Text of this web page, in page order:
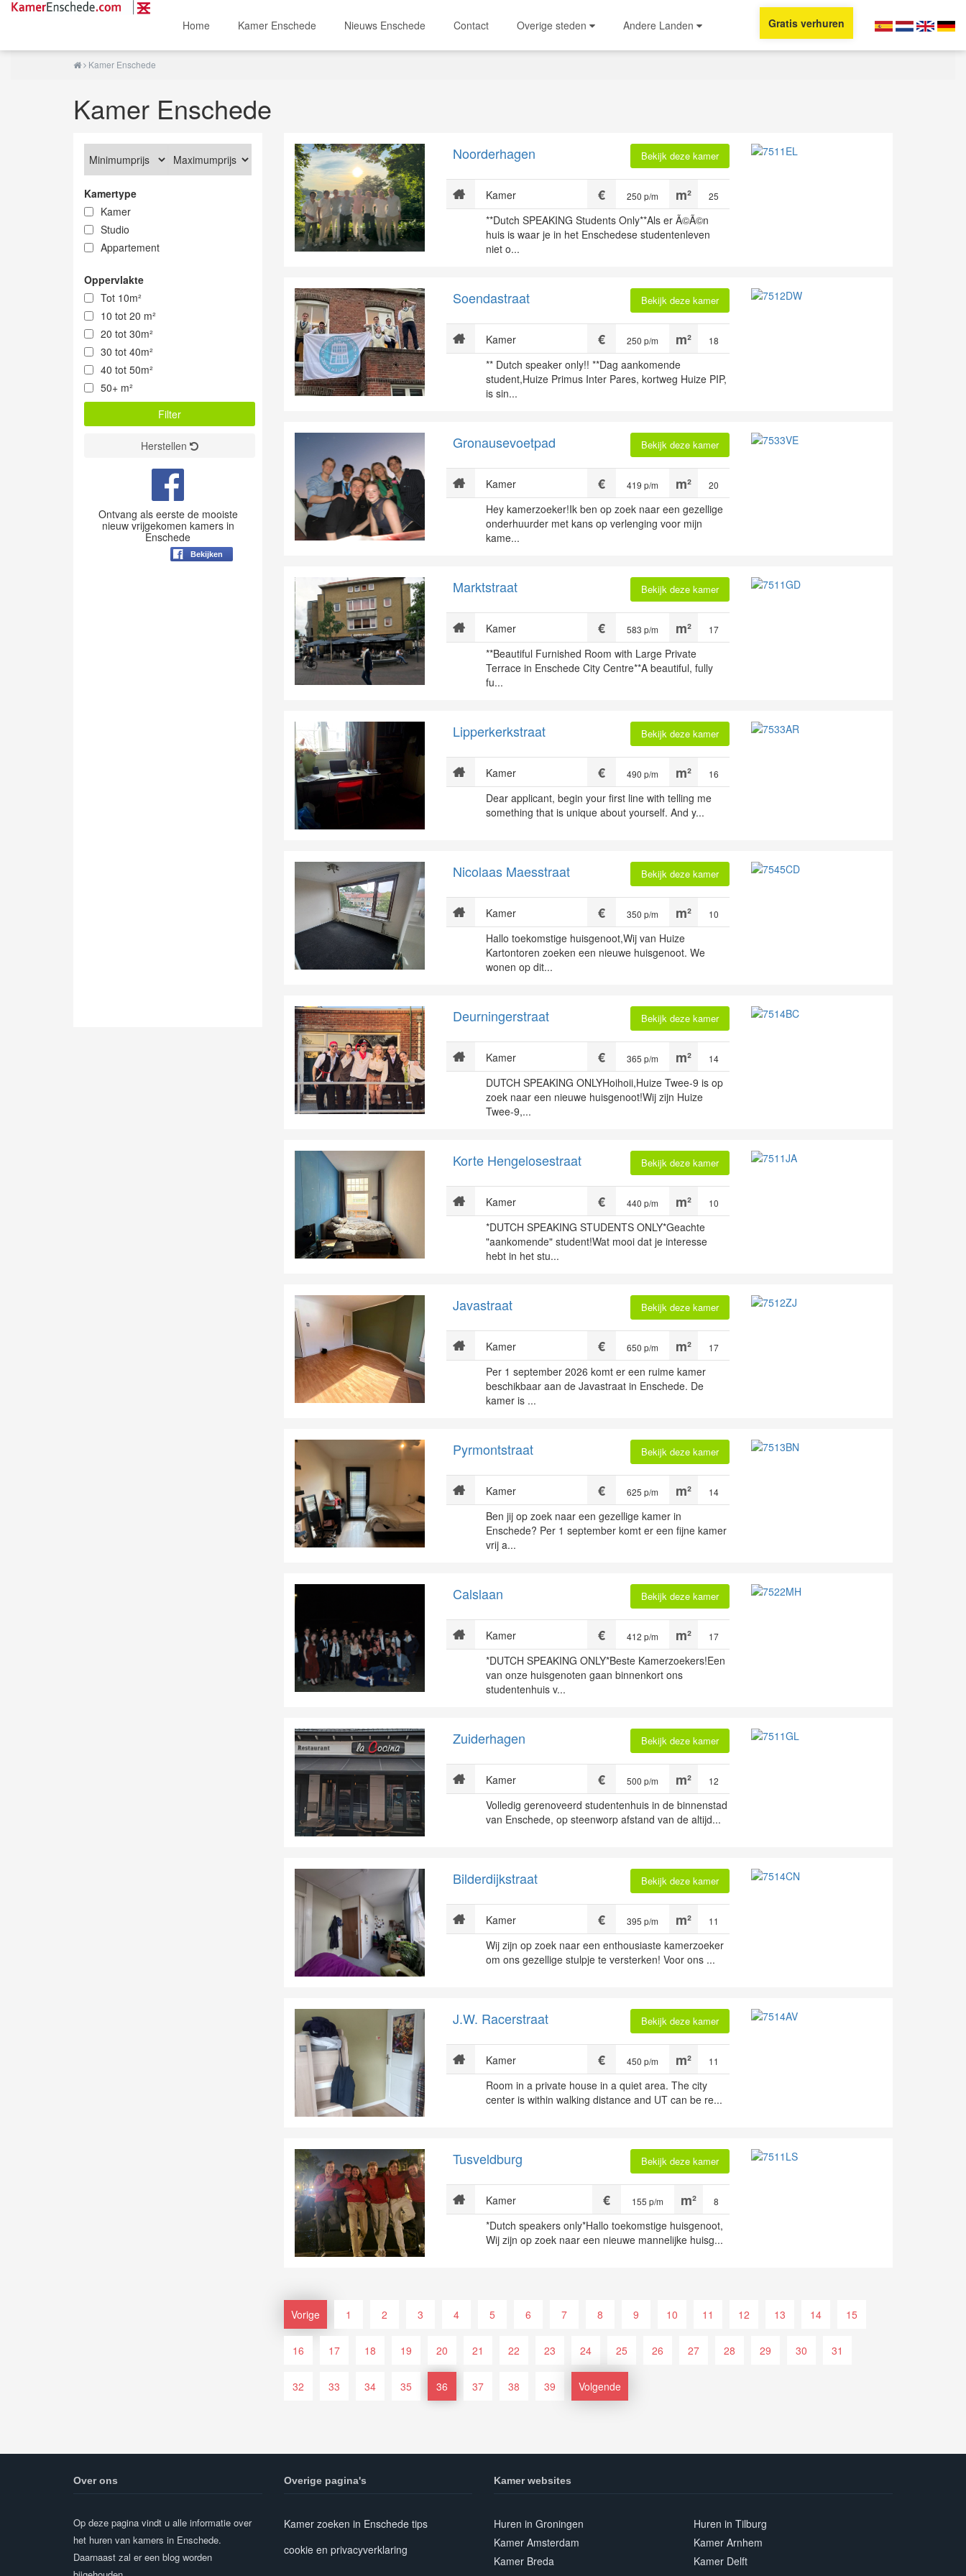
Home Kamer Enschede Nieuws Enschede Contact Overige steden Andere Landen Gratis verhuren
Kamer Enschede
Kamer Enschede
Kamertype
Kamer
Studio
Appartement
Oppervlakte
Tot 10m²
10 tot 20 m²
20 tot 30m²
30 tot 40m²
40 tot 50m²
50+ m²
Herstellen
Ontvang als eerste de mooiste
nieuw vrijgekomen kamers in
Enschede
Bekijken
Noorderhagen Bekijk deze kamer
Kamer 25
250 p/m
**Dutch SPEAKING Students Only**Als er Ã©Ã©n
huis is waar je in het Enschedese studentenleven
niet o...
Soendastraat Bekijk deze kamer
Kamer 18
250 p/m
** Dutch speaker only!! **Dag aankomende
student,Huize Primus Inter Pares, kortweg Huize PIP,
is sin...
Gronausevoetpad Bekijk deze kamer
Kamer 20
419 p/m
Hey kamerzoeker!Ik ben op zoek naar een gezellige
onderhuurder met kans op verlenging voor mijn
kame...
Marktstraat Bekijk deze kamer
Kamer 17
583 p/m
**Beautiful Furnished Room with Large Private
Terrace in Enschede City Centre**A beautiful, fully
fu...
Lipperkerkstraat Bekijk deze kamer
Kamer 16
490 p/m
Dear applicant, begin your first line with telling me
something that is unique about yourself. And y...
Nicolaas Maesstraat Bekijk deze kamer
Kamer 10
350 p/m
Hallo toekomstige huisgenoot,Wij van Huize
Kartontoren zoeken een nieuwe huisgenoot. We
wonen op dit...
Deurningerstraat Bekijk deze kamer
Kamer 14
365 p/m
DUTCH SPEAKING ONLYHoihoii,Huize Twee-9 is op
zoek naar een nieuwe huisgenoot!Wij zijn Huize
Twee-9,...
Korte Hengelosestraat Bekijk deze kamer
Kamer 10
440 p/m
*DUTCH SPEAKING STUDENTS ONLY*Geachte
"aankomende" student!Wat mooi dat je interesse
hebt in het stu...
Javastraat Bekijk deze kamer
Kamer 17
650 p/m
Per 1 september 2026 komt er een ruime kamer
beschikbaar aan de Javastraat in Enschede. De
kamer is ...
Pyrmontstraat Bekijk deze kamer
Kamer 14
625 p/m
Ben jij op zoek naar een gezellige kamer in
Enschede? Per 1 september komt er een fijne kamer
vrij a...
Calslaan Bekijk deze kamer
Kamer 17
412 p/m
*DUTCH SPEAKING ONLY*Beste Kamerzoekers!Een
van onze huisgenoten gaan binnenkort ons
studentenhuis v...
Zuiderhagen Bekijk deze kamer
Kamer 12
500 p/m
Volledig gerenoveerd studentenhuis in de binnenstad
van Enschede, op steenworp afstand van de altijd...
Bilderdijkstraat Bekijk deze kamer
Kamer 11
395 p/m
Wij zijn op zoek naar een enthousiaste kamerzoeker
om ons gezellige stulpje te versterken! Voor ons ...
J.W. Racerstraat Bekijk deze kamer
Kamer 11
450 p/m
Room in a private house in a quiet area. The city
center is within walking distance and UT can be re...
Tusveldburg Bekijk deze kamer
Kamer 8
155 p/m
*Dutch speakers only*Hallo toekomstige huisgenoot,
Wij zijn op zoek naar een nieuwe mannelijke huisg...
Vorige 1 2 3 4 5 6 7 8 9 10 11 12 13 14 15
16 17 18 19 20 21 22 23 24 25 26 27 28 29 30 31
32 33 34 35 36 37 38 39 Volgende
Over ons
Op deze pagina vindt u alle informatie over
het huren van kamers in Enschede.
Daarnaast zal er een blog worden
Overige pagina's
Kamer zoeken in Enschede tips
cookie en privacyverklaring
Kamer websites
Huren in Groningen
Huren in Tilburg
Kamer Amsterdam
Kamer Arnhem
Kamer Breda
Kamer Delft